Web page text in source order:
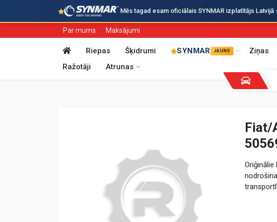
·Mēs tagad esam oficiālais SYNMAR izplatītājs
Par mums Maksājumi
Riepas Šķidrumi SYNMAR JAUNS
Ziņas
Ražotāji
Atrunas
Fiat/